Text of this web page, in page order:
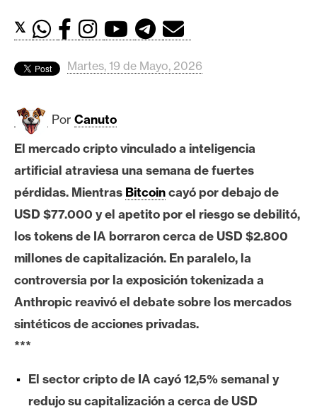
d
s
B
t
c
o
i
E
h
e
u
m
𝕏
Martes, 19 de Mayo, 2026
Por Canuto
El mercado cripto vinculado a inteligencia
artificial atraviesa una semana de fuertes
pérdidas. Mientras Bitcoincayó por debajo de
USD $77.000 y el apetito por el riesgo se debilitó,
los tokens de IA borraron cerca de USD $2.800
millones de capitalización. En paralelo, la
controversia por la exposición tokenizada a
Anthropic reavivó el debate sobre los mercados
sintéticos de acciones privadas.
***
El sector cripto de IA cayó 12,5% semanal y
redujo su capitalización a cerca de USD